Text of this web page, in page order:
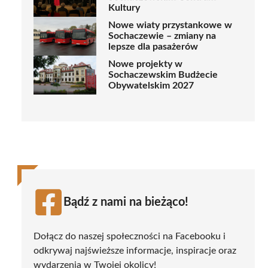
Kultury
Nowe wiaty przystankowe w
Sochaczewie – zmiany na
lepsze dla pasażerów
Nowe projekty w
Sochaczewskim Budżecie
Obywatelskim 2027
Bądź z nami na bieżąco!
Dołącz do naszej społeczności na Facebooku i
odkrywaj najświeższe informacje, inspiracje oraz
wydarzenia w Twojej okolicy!